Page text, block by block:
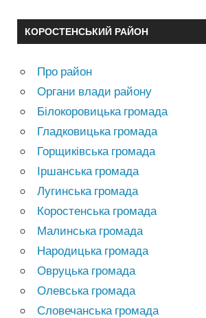
КОРОСТЕНСЬКИЙ РАЙОН
Про район
Органи влади району
Білокоровицька громада
Гладковицька громада
Горщиківська громада
Іршанська громада
Лугинська громада
Коростенська громада
Малинська громада
Народицька громада
Овруцька громада
Олевська громада
Словечанська громада